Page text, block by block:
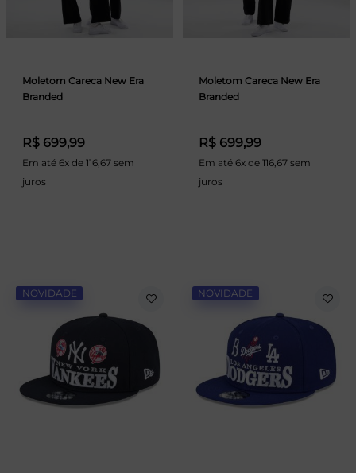
Moletom Careca New Era
Branded
R$ 699,99
Em até 6x de 116,67 sem
juros
Moletom Careca New Era
Branded
R$ 699,99
Em até 6x de 116,67 sem
juros
NOVIDADE NOVIDADE